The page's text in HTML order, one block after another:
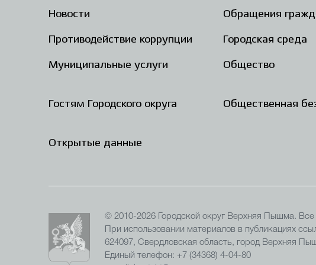
Новости Обращения
Противодействие коррупции Городская среда
Муниципальные услуги Общество
Гостям Городского округа Общественная
Открытые данные
© 2010-2026 Городской округ Верхняя Пышма.
При использовании материалов в публикациях
624097, Свердловская область, город Верхняя
Единый телефон: +7 (34368) 4-04-80